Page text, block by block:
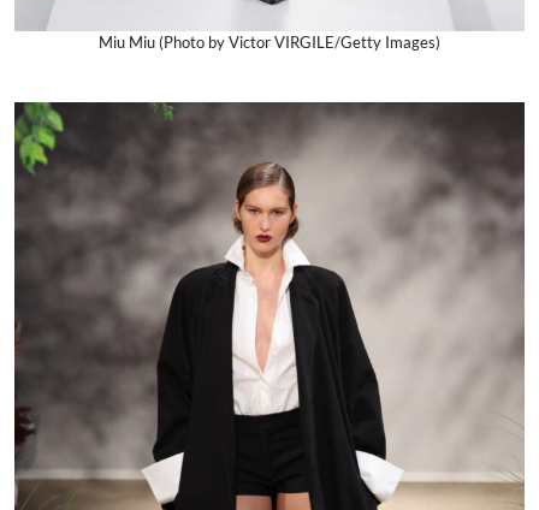
Miu Miu (Photo by Victor VIRGILE/Getty Images)